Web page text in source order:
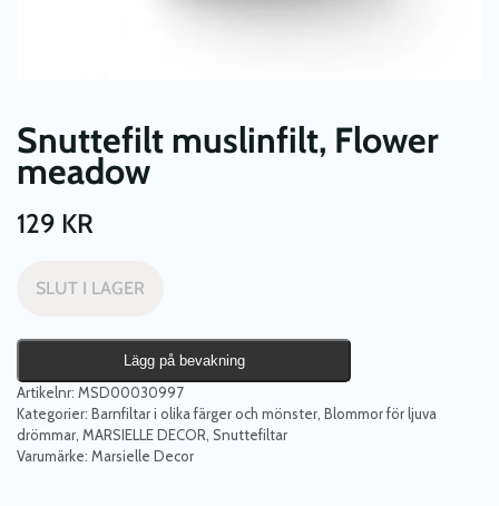
Snuttefilt muslinfilt, Flower
meadow
129 KR
SLUT I LAGER
Lägg på bevakning
Artikelnr: MSD00030997
Kategorier: Barnfiltar i olika färger och mönster Blommor för ljuva
drömmar MARSIELLE DECOR Snuttefiltar
Varumärke: Marsielle Decor